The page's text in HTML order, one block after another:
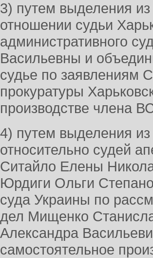
3) путем выделения из
отношении судьи
административного
Васильевны и
судье по заявлениям
прокуратуры
производстве члена
4) путем выделения из
относительно судей
Ситайло Елены
Юрдиги Ольги
суда Украины по
дел Мищенко
Александра
самостоятельное